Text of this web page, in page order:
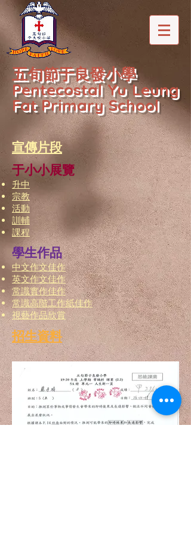
五旬節于良發小學
Pentecostal Yu Leung
Fat Primary School
宣傳片段
于小小展覽
升中
宗教
活動
訓輔
課程
學生作品
中文作文佳作
英文作文佳作
常識實作佳作
常識高階工作紙佳作
視藝作品欣賞
招生資料